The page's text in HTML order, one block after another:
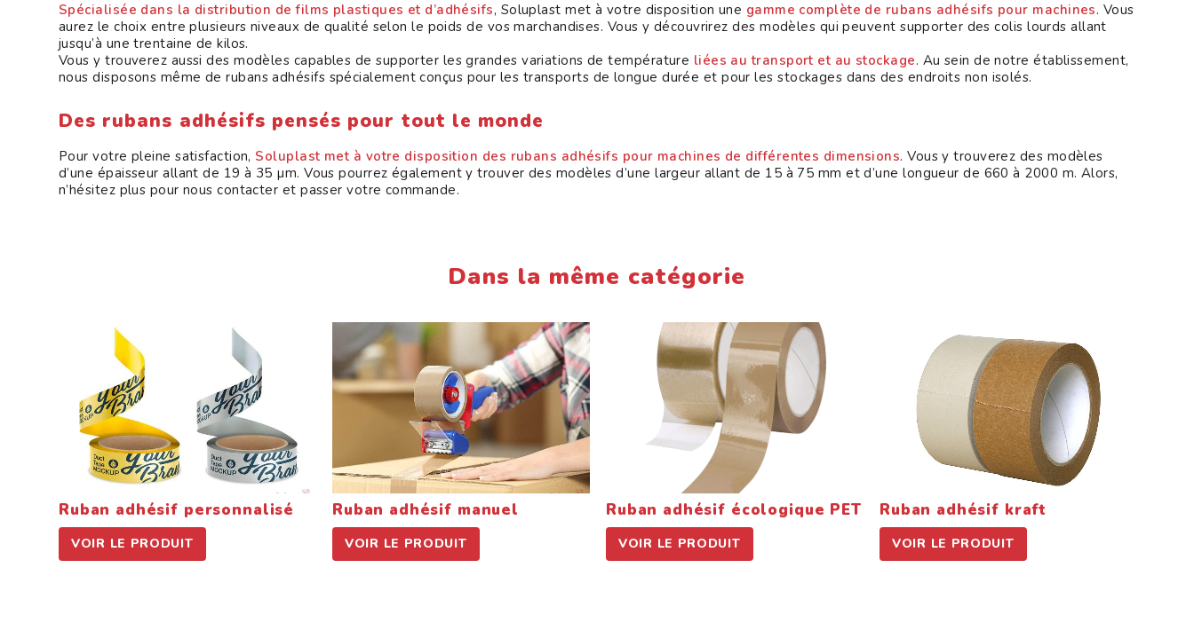
Spécialisée dans la distribution de films plastiques et d’adhésifs, Soluplast met à votre disposition une gamme complète de rubans adhésifs pour machines. Vous
aurez le choix entre plusieurs niveaux de qualité selon le poids de vos marchandises. Vous y découvrirez des modèles qui peuvent supporter des colis lourds allant
jusqu’à une trentaine de kilos.
Vous y trouverez aussi des modèles capables de supporter les grandes variations de température liées au transport et au stockage. Au sein de notre établissement,
nous disposons même de rubans adhésifs spécialement conçus pour les transports de longue durée et pour les stockages dans des endroits non isolés.
Des rubans adhésifs pensés pour tout le monde
Pour votre pleine satisfaction, Soluplast met à votre disposition des rubans adhésifs pour machines de différentes dimensions. Vous y trouverez des modèles
d’une épaisseur allant de 19 à 35 µm. Vous pourrez également y trouver des modèles d’une largeur allant de 15 à 75 mm et d’une longueur de 660 à 2000 m. Alors,
n’hésitez plus pour nous contacter et passer votre commande.
Dans la même catégorie
Ruban adhésif personnalisé
VOIR LE PRODUIT
Ruban adhésif manuel
VOIR LE PRODUIT
Ruban adhésif écologique PET
VOIR LE PRODUIT
Ruban adhésif kraft
VOIR LE PRODUIT